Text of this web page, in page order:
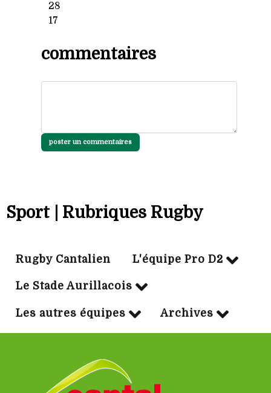
28
17
commentaires
poster un commentaires
Sport | Rubriques Rugby
Rugby Cantalien L'équipe Pro D2
Le Stade Aurillacois
Les autres équipes Archives